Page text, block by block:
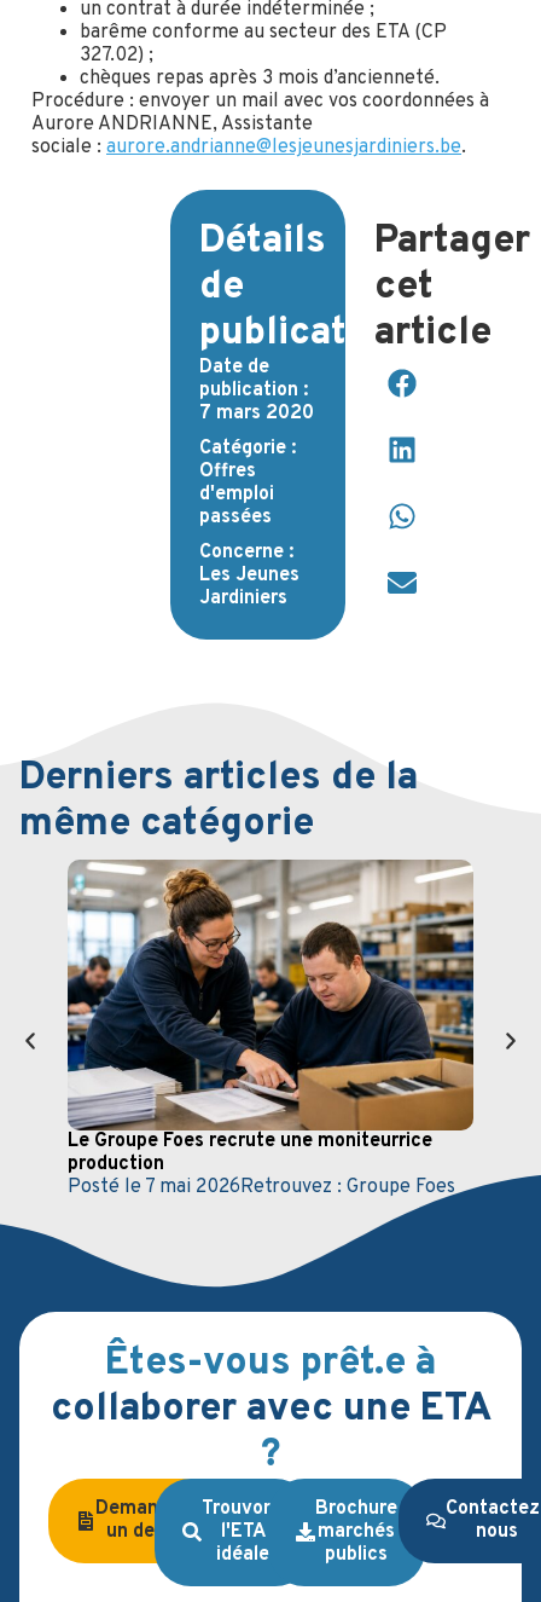
un contrat à durée indéterminée ;
barême conforme au secteur des ETA (CP
327.02) ;
chèques repas après 3 mois d’ancienneté.
Procédure : envoyer un mail avec vos coordonnées à
Aurore ANDRIANNE, Assistante
sociale : aurore.andrianne@lesjeunesjardiniers.be.
Détails
de
publication
Date de
publication :
7 mars 2020
Catégorie :
Offres
d'emploi
passées
Concerne :
Les Jeunes
Jardiniers
Partager
cet
article
Derniers articles de la
même catégorie
Le Groupe Foes recrute un·e moniteur·rice
production
Posté le 7 mai 2026Retrouvez : Groupe Foes
Êtes-vous prêt.e à
collaborer avec une ETA
?
Demandez
un devis
Trouvons
l'ETA
idéale
Brochure
marchés
publics
nous